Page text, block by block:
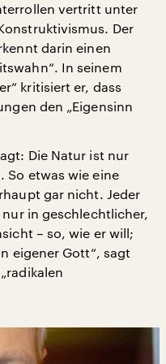
vertritt unter
Der
darin einen
In seinem
kritisiert er, dass
den „Eigensinn
Die Natur ist nur
So etwas wie eine
gar nicht. Jeder
in geschlechtlicher,
– so, wie er will;
eigener Gott“, sagt